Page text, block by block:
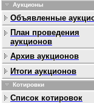
Аукционы
Объявленные
План проведения
аукционов
Архив аукционов
Итоги аукционов
Котировки
Список котировок